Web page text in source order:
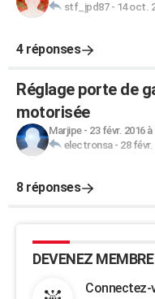
stf_jpd87- 14 oct.
4 réponses
Réglage porte de
motorisée
Marjipe- 23 févr. 2016 à
electronsa- 28 févr.
8 réponses
DEVENEZ
Connectez-